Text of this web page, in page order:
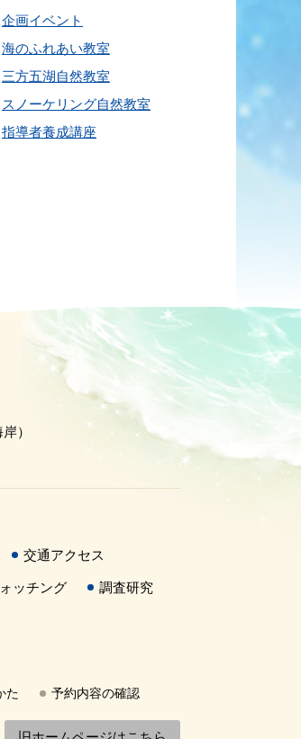
企画イベント
海のふれあい教室
三方五湖自然教室
スノーケリング自然教室
指導者養成講座
）
交通アクセス
ッチング 調査研究
た 予約内容の確認